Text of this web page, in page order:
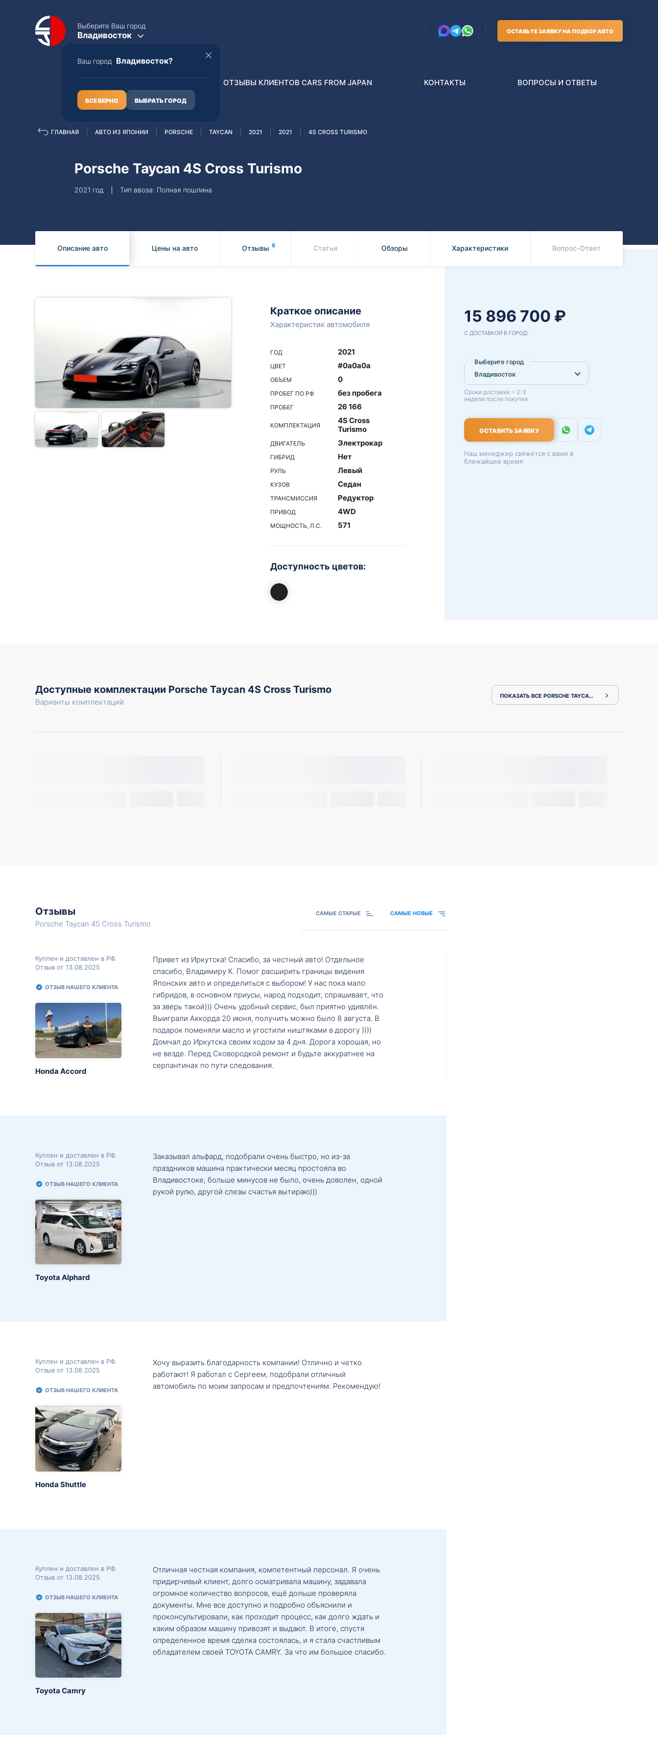
Выберите Ваш город
Владивосток
Ваш город Владивосток?
ВСЕ ВЕРНО ВЫБРАТЬ ГОРОД
ОСТАВЬТЕ ЗАЯВКУ НА ПОДБОР АВТО
Полная пошлина
Subaru
Распилы и конструкторы
ОТЗЫВЫ КЛИЕНТОВ CARS FROM JAPAN КОНТАКТЫ ВОПРОСЫ И ОТВЕТЫ
ГЛАВНАЯ АВТО ИЗ ЯПОНИИ PORSCHE TAYCAN 2021 2021 4S CROSS TURISMO
Porsche Taycan 4S Cross Turismo
2021 год Тип ввоза: Полная пошлина
Описание авто Цены на авто Отзывы 8 Статьи Обзоры Характеристики Вопрос-Ответ
Краткое описание
Характеристик автомобиля
ГОД 2021
ЦВЕТ #0a0a0a
ОБЪЕМ 0
ПРОБЕГ ПО РФ без пробега
ПРОБЕГ 26 166
КОМПЛЕКТАЦИЯ
4S Cross
Turismo
ДВИГАТЕЛЬ Электрокар
ГИБРИД Нет
РУЛЬ Левый
КУЗОВ Седан
ТРАНСМИССИЯ Редуктор
ПРИВОД 4WD
МОЩНОСТЬ, Л.С. 571
Доступность цветов:
15 896 700 ₽
С ДОСТАВКОЙ В ГОРОД:
Выберите город
Сроки доставки ~ 2-3
недели после покупки
ОСТАВИТЬ ЗАЯВКУ
Наш менеджер свяжется с вами в
ближайшее время
Доступные комплектации Porsche Taycan 4S Cross Turismo
Варианты комплектаций
ПОКАЗАТЬ ВСЕ PORSCHE TAYCAN 2021
Отзывы
Porsche Taycan 4S Cross Turismo
САМЫЕ СТАРЫЕ САМЫЕ НОВЫЕ
Куплен и доставлен в РФ.
Отзыв от 13.08.2025
ОТЗЫВ НАШЕГО КЛИЕНТА
Honda Accord
Привет из Иркутска! Спасибо, за честный авто! Отдельное
спасибо, Владимиру К. Помог расширить границы видения
Японских авто и определиться с выбором! У нас пока мало
гибридов, в основном приусы, народ подходит, спрашивает, что
за зверь такой))) Очень удобный сервис, был приятно удивлён.
Выиграли Аккорда 20 июня, получить можно было 8 августа. В
подарок поменяли масло и угостили ништяками в дорогу ))))
Домчал до Иркутска своим ходом за 4 дня. Дорога хорошая, но
не везде. Перед Сковородкой ремонт и будьте аккуратнее на
серпантинах по пути следования.
Куплен и доставлен в РФ.
Отзыв от 13.08.2025
ОТЗЫВ НАШЕГО КЛИЕНТА
Toyota Alphard
Заказывал альфард, подобрали очень быстро, но из-за
праздников машина практически месяц простояла во
Владивостоке, больше минусов не было, очень доволен, одной
рукой рулю, другой слезы счастья вытираю)))
Куплен и доставлен в РФ.
Отзыв от 13.08.2025
ОТЗЫВ НАШЕГО КЛИЕНТА
Honda Shuttle
Хочу выразить благодарность компании! Отлично и четко
работают! Я работал с Сергеем, подобрали отличный
автомобиль по моим запросам и предпочтениям. Рекомендую!
Куплен и доставлен в РФ.
Отзыв от 13.08.2025
ОТЗЫВ НАШЕГО КЛИЕНТА
Toyota Camry
Отличная честная компания, компетентный персонал. Я очень
придирчивый клиент, долго осматривала машину, задавала
огромное количество вопросов, ещё дольше проверяла
документы. Мне все доступно и подробно объяснили и
проконсультировали, как проходит процесс, как долго ждать и
каким образом машину привозят и выдают. В итоге, спустя
определенное время сделка состоялась, и я стала счастливым
обладателем своей TOYOTA CAMRY. За что им большое спасибо.